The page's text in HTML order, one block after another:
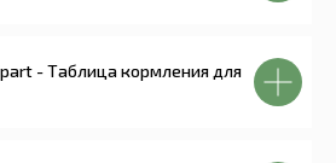
- Таблица кормления для